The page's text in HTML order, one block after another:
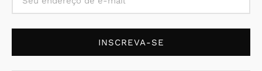
INSCREVA-SE